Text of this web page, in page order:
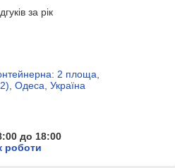
за рік
2 площа,
Одеса, Україна
до 18:00
роботи